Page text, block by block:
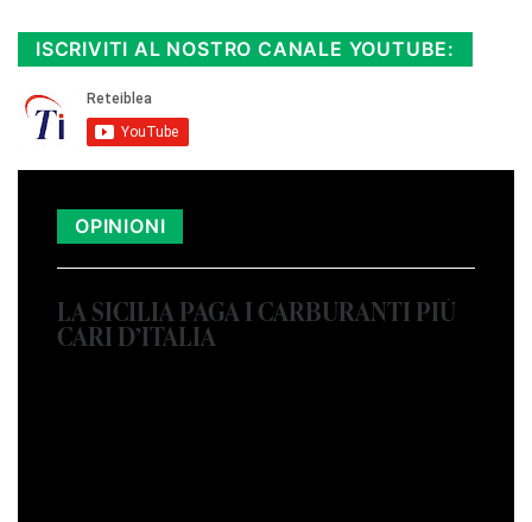
ISCRIVITI AL NOSTRO CANALE YOUTUBE:
OPINIONI
LA SICILIA PAGA I CARBURANTI PIÙ
CARI D’ITALIA